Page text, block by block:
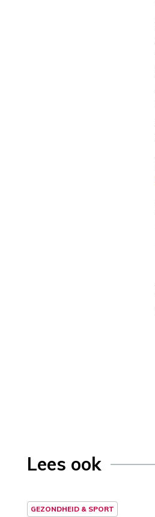
Lees ook
GEZONDHEID & SPORT